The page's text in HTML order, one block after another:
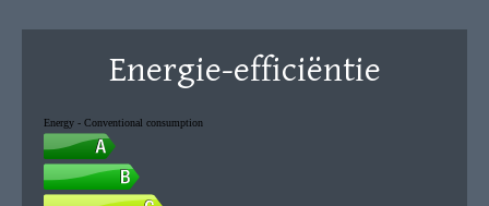
Energie-efficiëntie